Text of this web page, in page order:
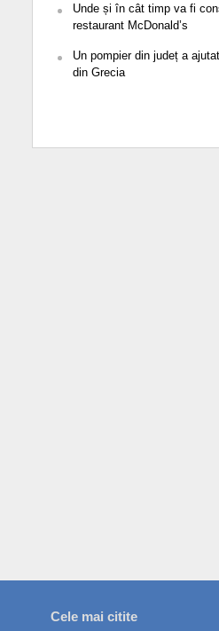
Unde și în cât timp va fi
restaurant McDonald’s
Un pompier din județ a
din Grecia
Cele mai citite